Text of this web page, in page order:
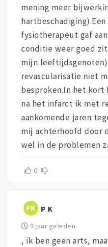
mening meer
fysiotherapeut gaf
conditie weer goed
mijn
revascularisatie niet
besproken.In het kort
na het infarct ik met
aankomende jaren
mij achterhoofd door
wel in de problemen
0
P K
9 jaar geleden
, ik ben geen arts,